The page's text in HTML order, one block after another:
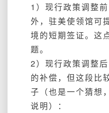
1）现行政策调整
外，驻美使领馆可
境的短期签证。这
题。
2）现行政策调整
的补偿，但这段比
子（也是一个猜想
说明）：